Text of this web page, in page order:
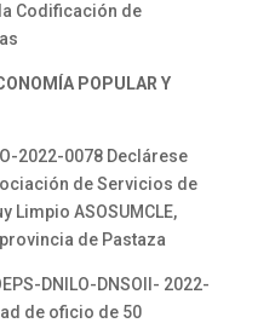
Codificación de
POPULAR Y
2022-0078 Declárese
de Servicios de
Limpio ASOSUMCLE,
de Pastaza
DNILO-DNSOII- 2022-
de oficio de 50